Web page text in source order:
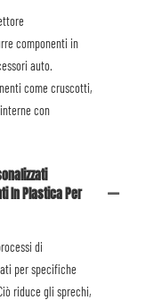
componenti in
auto.
come cruscotti,
con
In Plastica Per
di
per specifiche
riduce gli sprechi,